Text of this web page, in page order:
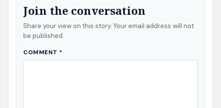
Join the conversation
Share your view on this story. Your email address will not
be published.
COMMENT *